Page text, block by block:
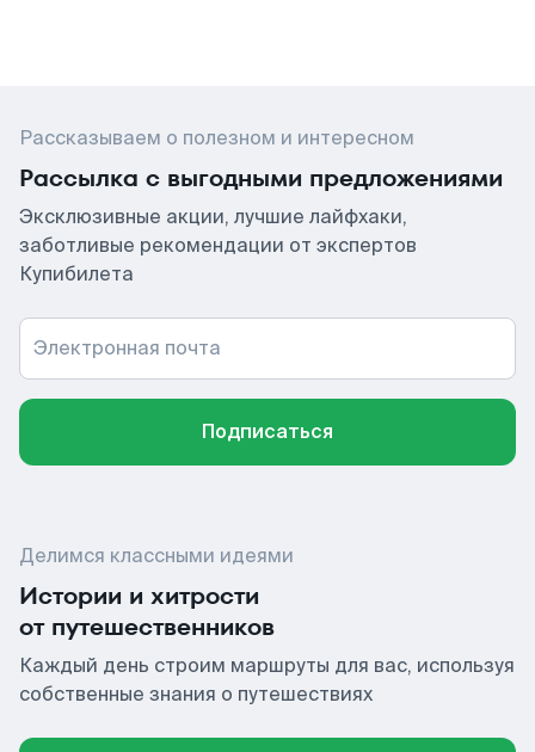
Рассказываем о полезном и интересном
Рассылка с выгодными предложениями
Эксклюзивные акции, лучшие лайфхаки,
заботливые рекомендации от экспертов
Купибилета
Электронная почта
Подписаться
Делимся классными идеями
Истории и хитрости
от путешественников
Каждый день строим маршруты для вас, используя
собственные знания о путешествиях